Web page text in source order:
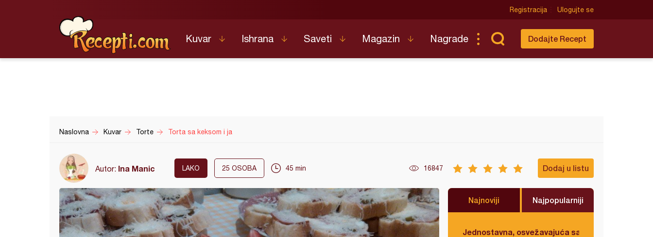
Registracija Ulogujte se
Kuvar Ishrana Saveti Magazin Nagrade Dodajte Recept
Naslovna Kuvar Torte Torta sa keksom i ja
Autor: Ina Manic LAKO 25 OSOBA 45 min 16847 Dodaj u listu
Najnoviji Najpopularniji
Jednostavna, osvežavajuća salata